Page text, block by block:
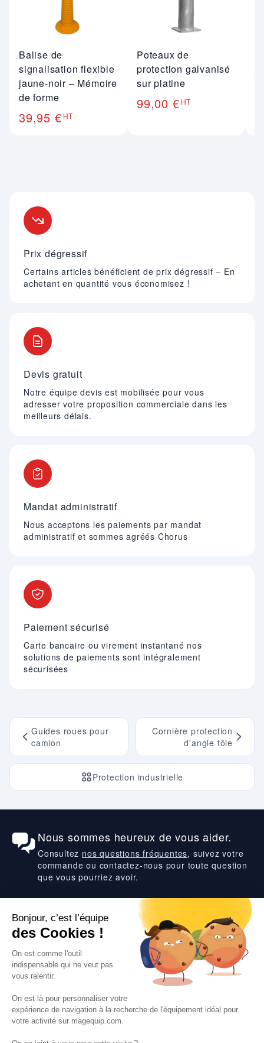
Balise de
signalisation flexible
jaune-noir – Mémoire
de forme
39,95 € HT
Poteaux de
protection galvanisé
sur platine
99,00 € HT
Prix dégressif
Certains articles bénéficient de prix dégressif – En
achetant en quantité vous économisez !
Devis gratuit
Notre équipe devis est mobilisée pour vous
adresser votre proposition commerciale dans les
meilleurs délais.
Mandat administratif
Nous acceptons les paiements par mandat
administratif et sommes agréés Chorus
Paiement sécurisé
Carte bancaire ou virement instantané nos
solutions de paiements sont intégralement
sécurisées
Guides roues pour
camion
Protection industrielle
Cornière protection
d'angle tôle
Nous sommes heureux de vous aider.
Consultez nos questions fréquentes, suivez votre
commande ou contactez-nous pour toute question
que vous pourriez avoir.
Suivez-nous
VOS SERVICES
VOS DEMANDES